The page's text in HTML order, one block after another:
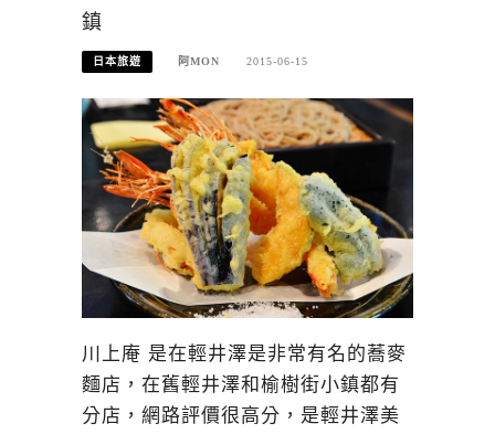
鎮
日本旅遊 阿MON 2015-06-15
川上庵 是在輕井澤是非常有名的蕎麥
麵店，在舊輕井澤和榆樹街小鎮都有
分店，網路評價很高分，是輕井澤美